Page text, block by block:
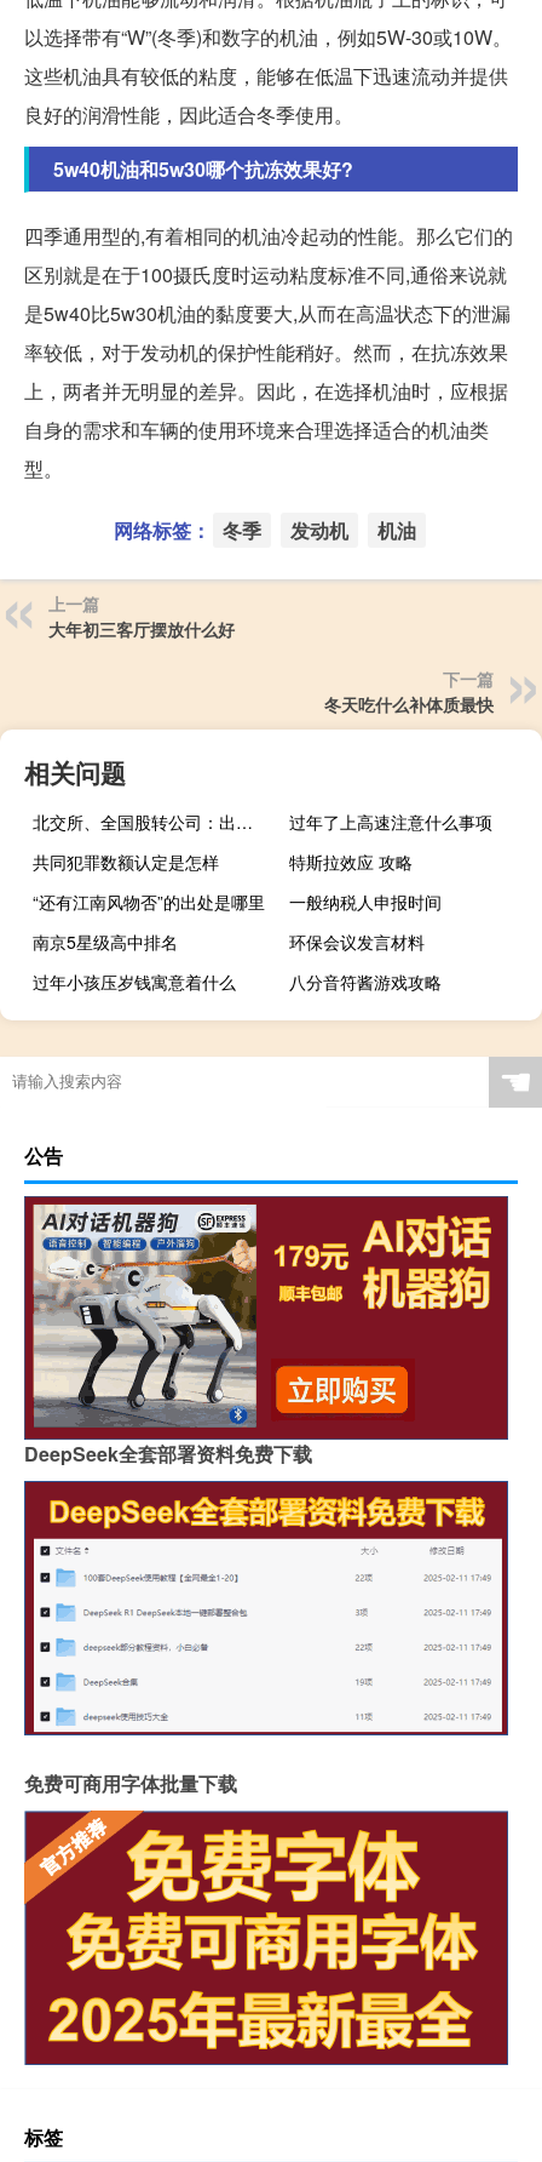
以选择带有“W”(冬季)和数字的机油，例如5W-30或10W。
这些机油具有较低的粘度，能够在低温下迅速流动并提供
良好的润滑性能，因此适合冬季使用。
5w40机油和5w30哪个抗冻效果好?
四季通用型的,有着相同的机油冷起动的性能。那么它们的
区别就是在于100摄氏度时运动粘度标准不同,通俗来说就
是5w40比5w30机油的黏度要大,从而在高温状态下的泄漏
率较低，对于发动机的保护性能稍好。然而，在抗冻效果
上，两者并无明显的差异。因此，在选择机油时，应根据
自身的需求和车辆的使用环境来合理选择适合的机油类
型。
网络标签： 冬季 发动机 机油
上一篇
大年初三客厅摆放什么好
下一篇
冬天吃什么补体质最快
相关问题
北交所、全国股转公司：出台首批八项改革创新举措
过年了上高速注意什么事项
共同犯罪数额认定是怎样
特斯拉效应 攻略
“还有江南风物否”的出处是哪里
一般纳税人申报时间
南京5星级高中排名
环保会议发言材料
过年小孩压岁钱寓意着什么
八分音符酱游戏攻略
☚
公告
DeepSeek全套部署资料免费下载
免费可商用字体批量下载
标签